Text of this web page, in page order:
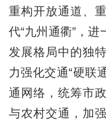
重构开放通道、
代“九州通衢”，
发展格局中的独
力强化交通“硬联
通网络，统筹市
与农村交通，加